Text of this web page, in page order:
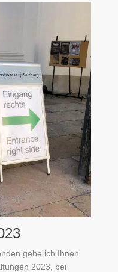
gebe ich Ihnen
2023, bei